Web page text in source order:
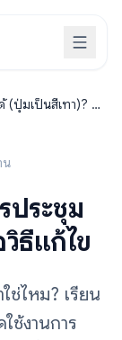
(ปุ่มเป็นสีเทา)? นี่
น
ระชุม
ธีแก้ไข
ไหม? เรียน
ช้งานการ